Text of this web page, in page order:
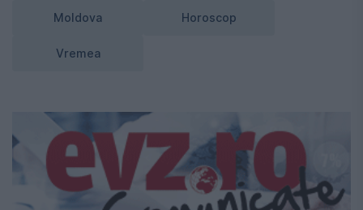
Moldova Horoscop
Vremea